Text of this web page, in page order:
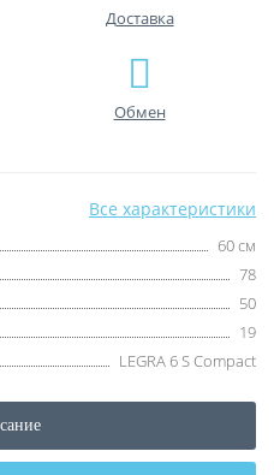
Доставка
Обмен
Все характеристики
60 см
78
50
19
LEGRA 6 S Compact